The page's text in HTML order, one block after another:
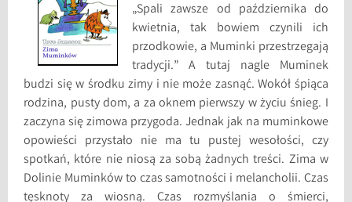
„Spali zawsze od października do
kwietnia, tak bowiem czynili ich
przodkowie, a Muminki przestrzegają
tradycji.” A tutaj nagle Muminek
budzi się w środku zimy i nie może zasnąć. Wokół śpiąca
rodzina, pusty dom, a za oknem pierwszy w życiu śnieg. I
zaczyna się zimowa przygoda. Jednak jak na muminkowe
opowieści przystało nie ma tu pustej wesołości, czy
spotkań, które nie niosą za sobą żadnych treści. Zima w
Dolinie Muminków to czas samotności i melancholii. Czas
tęsknoty za wiosną. Czas rozmyślania o śmierci,